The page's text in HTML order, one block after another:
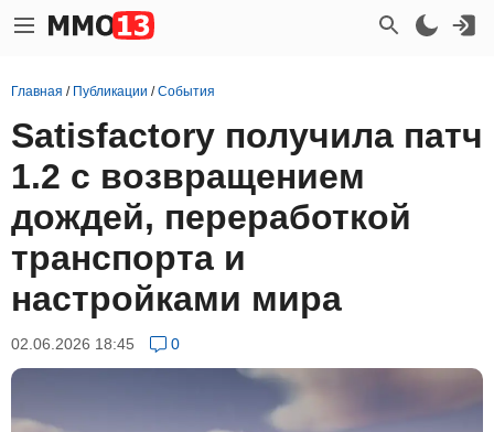
Главная / Публикации /События
Satisfactory получила патч
1.2 с возвращением
дождей, переработкой
транспорта и
настройками мира
02.06.2026 18:45 0